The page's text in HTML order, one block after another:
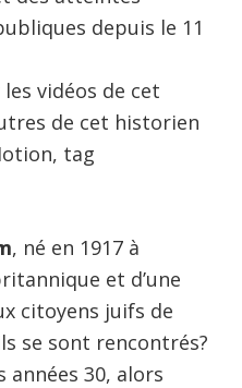
depuis le 11
vidéos de cet
de cet historien
tag
, né en 1917 à
et d’une
citoyens juifs de
se sont rencontrés?
années 30, alors